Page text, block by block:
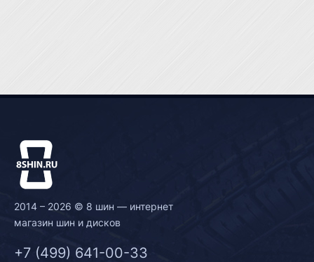
2014 – 2026 © 8 шин — интернет
магазин шин и дисков
+7 (499) 641-00-33